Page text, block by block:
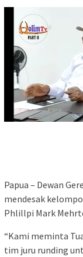
Papua – Dewan
mendesak
Phlillpi Mark
“Kami meminta
tim juru runding